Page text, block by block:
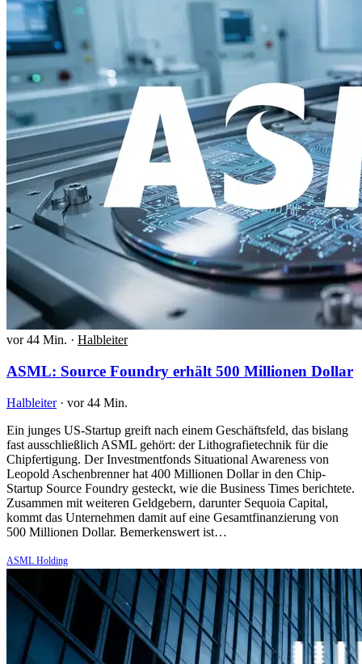
vor 44 Min. · Halbleiter
ASML: Source Foundry erhält 500 Millionen Dollar
Halbleiter · vor 44 Min.
Ein junges US-Startup greift nach einem Geschäftsfeld, das bislang
fast ausschließlich ASML gehört: der Lithografietechnik für die
Chipfertigung. Der Investmentfonds Situational Awareness von
Leopold Aschenbrenner hat 400 Millionen Dollar in den Chip-
Startup Source Foundry gesteckt, wie die Business Times berichtete.
Zusammen mit weiteren Geldgebern, darunter Sequoia Capital,
kommt das Unternehmen damit auf eine Gesamtfinanzierung von
500 Millionen Dollar. Bemerkenswert ist…
ASML Holding